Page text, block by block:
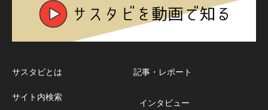
サスタビとは
サイト内検索
記事・レポート
インタビュー